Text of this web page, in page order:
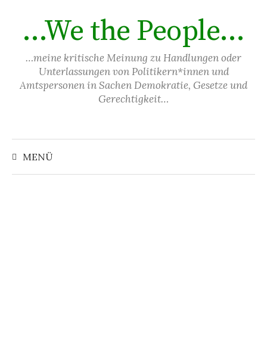
Inhalt
…We the People…
…meine kritische Meinung zu Handlungen oder
Unterlassungen von Politikern*innen und
Amtspersonen in Sachen Demokratie, Gesetze und
Gerechtigkeit…
MENÜ
Suchen